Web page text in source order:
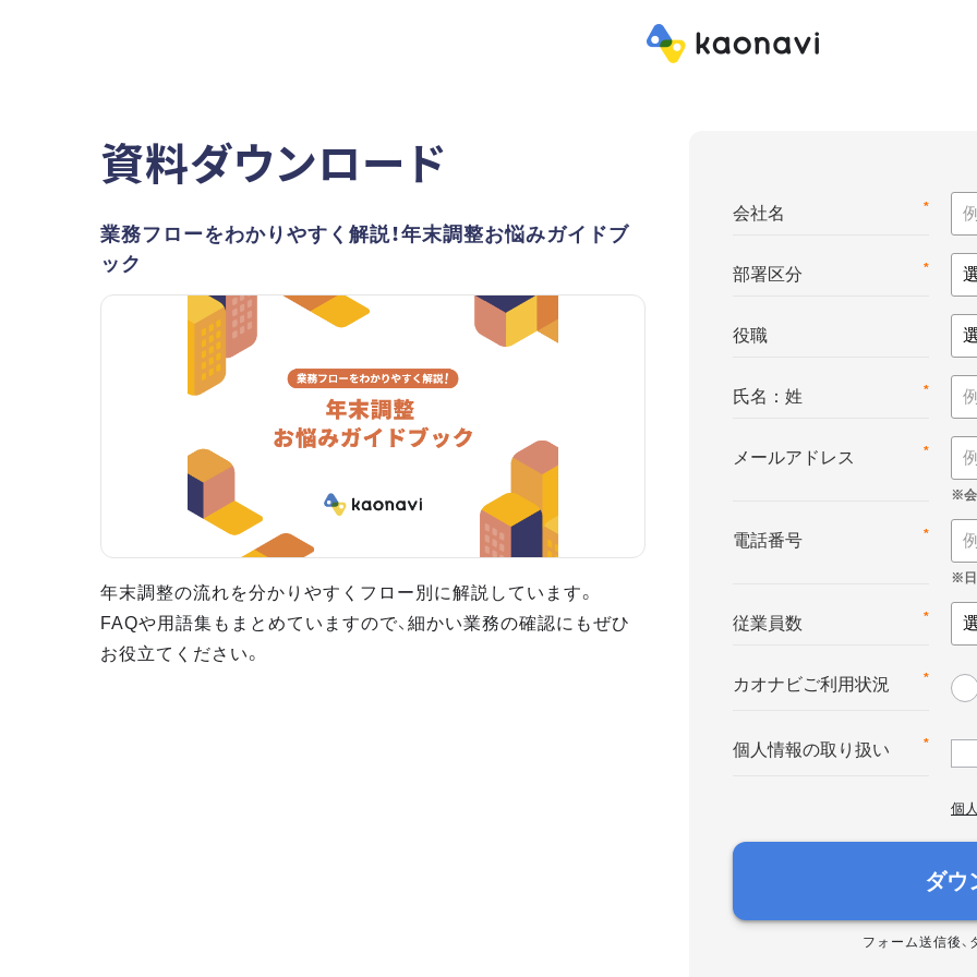
資料ダウンロード
業務フローをわかりやすく解説！年末調整お悩みガイドブ
ック
年末調整の流れを分かりやすくフロー別に解説しています。
FAQや用語集もまとめていますので、細かい業務の確認にもぜひ
お役立てください。
*
会社名
*
部署区分
役職
*
氏名：姓
*
メールアドレス
*
電話番号
*
従業員数
*
カオナビご利用状況
*
個人情報の取り扱い
個
ダウ
フォーム送信後